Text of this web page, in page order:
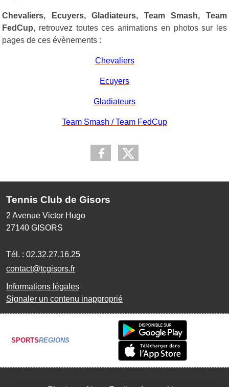
Chevaliers, Ecuyers, Gladiateurs, Team Smash, Team
FedCup, retrouvez toutes ces animations en photos sur les
pages de ces évènements :
Chevaliers
Ecuyers
Gladiateurs
Team Smash / Team FedCup
Tennis Club de Gisors
2 Avenue Victor Hugo
27140 GISORS
Tél. : 02.32.27.16.25
contact@tcgisors.fr
Informations légales
Signaler un contenu inapproprié
SPORTSREGIONS